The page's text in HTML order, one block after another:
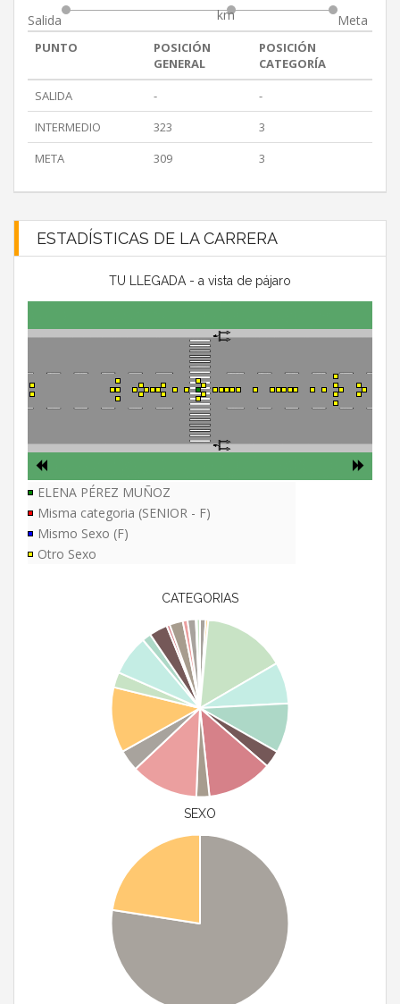
Salida
km
Meta
PUNTO
POSICIÓN
GENERAL
POSICIÓN
CATEGORÍA
SALIDA
-
-
INTERMEDIO
323
3
META
309 3
ESTADÍSTICAS DE LA CARRERA
TU LLEGADA - a vista de pájaro
ELENA PÉREZ MUÑOZ
Misma categoria (SENIOR - F)
Mismo Sexo (F)
Otro Sexo
CATEGORIAS
SEXO